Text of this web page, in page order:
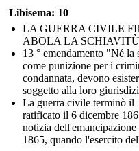
Libisema: 10
LA GUERRA CIVILE
ABOLA LA SCHIAVITÙ
13 ° emendamento "Né
come punizione per i
condannata, devono
soggetto alla loro
La guerra civile terminò il
ratificato il 6 dicembre
notizia
1865, quando l'esercito